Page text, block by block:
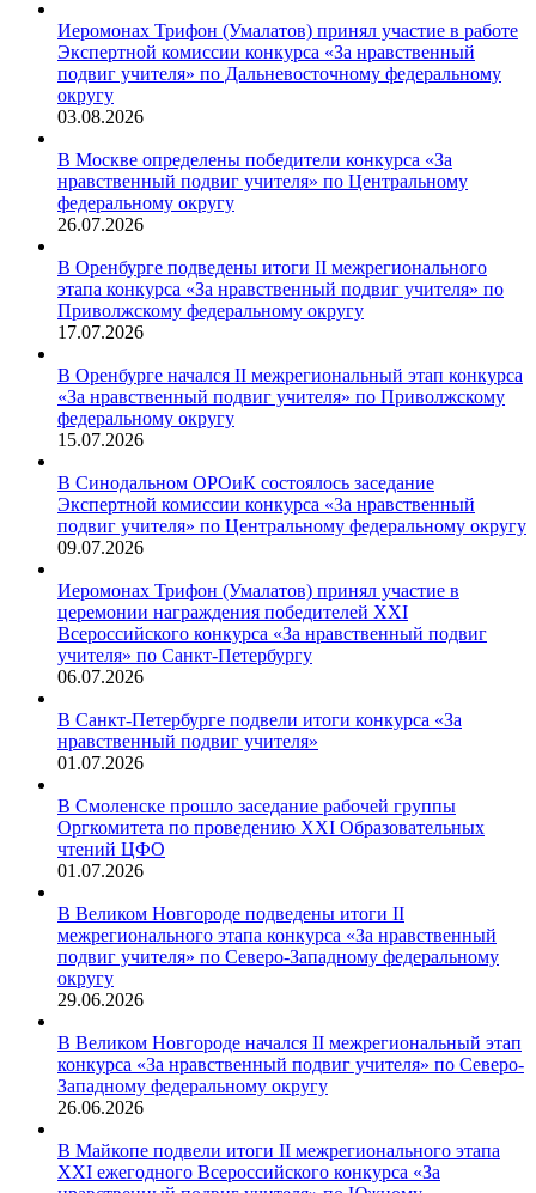
Иеромонах Трифон (Умалатов) принял участие в работе
Экспертной комиссии конкурса «За нравственный
подвиг учителя» по Дальневосточному федеральному
округу
03.08.2026
В Москве определены победители конкурса «За
нравственный подвиг учителя» по Центральному
федеральному округу
26.07.2026
В Оренбурге подведены итоги II межрегионального
этапа конкурса «За нравственный подвиг учителя» по
Приволжскому федеральному округу
17.07.2026
В Оренбурге начался II межрегиональный этап конкурса
«За нравственный подвиг учителя» по Приволжскому
федеральному округу
15.07.2026
В Синодальном ОРОиК состоялось заседание
Экспертной комиссии конкурса «За нравственный
подвиг учителя» по Центральному федеральному округу
09.07.2026
Иеромонах Трифон (Умалатов) принял участие в
церемонии награждения победителей XXI
Всероссийского конкурса «За нравственный подвиг
учителя» по Санкт-Петербургу
06.07.2026
В Санкт-Петербурге подвели итоги конкурса «За
нравственный подвиг учителя»
01.07.2026
В Смоленске прошло заседание рабочей группы
Оргкомитета по проведению XXI Образовательных
чтений ЦФО
01.07.2026
В Великом Новгороде подведены итоги II
межрегионального этапа конкурса «За нравственный
подвиг учителя» по Северо-Западному федеральному
округу
29.06.2026
В Великом Новгороде начался II межрегиональный этап
конкурса «За нравственный подвиг учителя» по Северо-
Западному федеральному округу
26.06.2026
В Майкопе подвели итоги II межрегионального этапа
XXI ежегодного Всероссийского конкурса «За